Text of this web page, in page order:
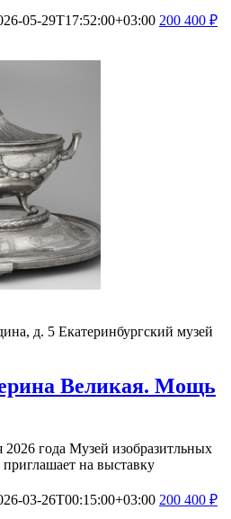
05-29T17:52:00+03:00 200 400 ₽
д. 5 Екатеринбургский музей
Великая. Мощь
2026 года Музей изобразитльных
на выставку
03-26T00:15:00+03:00 200 400 ₽